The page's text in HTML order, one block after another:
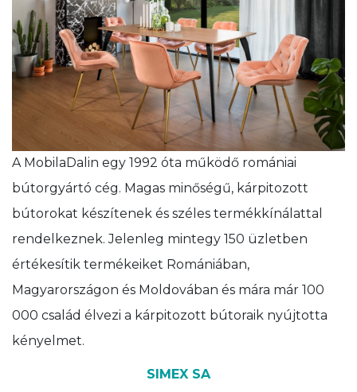
A MobilaDalin egy 1992 óta működő romániai
bútorgyártó cég. Magas minőségű, kárpitozott
bútorokat készítenek és széles termékkínálattal
rendelkeznek. Jelenleg mintegy 150 üzletben
értékesítik termékeiket Romániában,
Magyarországon és Moldovában és mára már 100
000 család élvezi a kárpitozott bútoraik nyújtotta
kényelmet.
SIMEX SA